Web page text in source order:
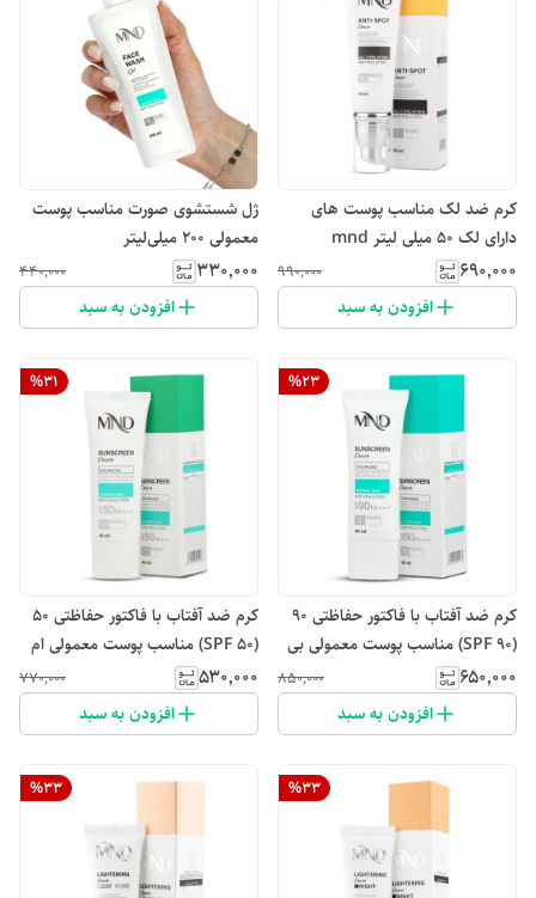
کرم ضد لک مناسب پوست های
دارای لک ۵۰ میلی لیتر mnd
۶۹۰٬۰۰۰ ۹۹۰٬۰۰۰
افزودن به سبد
ژل شستشوی صورت مناسب پوست
معمولی 200 میلی‌لیتر
۳۳۰٬۰۰۰ ۴۴۰٬۰۰۰
افزودن به سبد
%23
کرم ضد آفتاب با فاکتور حفاظتی 90
(SPF 90) مناسب پوست معمولی بی
رنگ ام ان دی 40 میلی‌لیتر
۶۵۰٬۰۰۰ ۸۵۰٬۰۰۰
افزودن به سبد
%31
کرم ضد آفتاب با فاکتور حفاظتی 50
(SPF 50) مناسب پوست معمولی ام
ان دی 40 میلی‌لیتر
۵۳۰٬۰۰۰ ۷۷۰٬۰۰۰
افزودن به سبد
%33
%33